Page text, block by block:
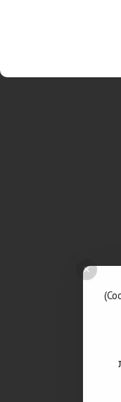
אנחנו משתמשים בעוגיות (Cookies)